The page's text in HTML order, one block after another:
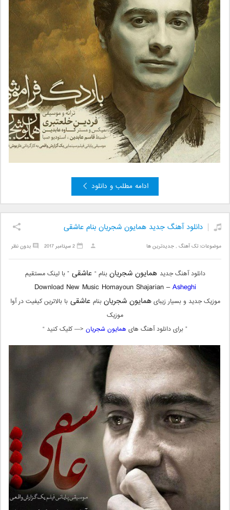
ادامه مطلب و دانلود
دانلود آهنگ جدید همایون شجریان بنام عاشقی
موضوعات:تک آهنگ ,جدیدترین ها بدون نظر 2 سپتامبر 2017
دانلود آهنگ جدید همایون شجریانبنام “ عاشقی” با لینک مستقیم
Download New Music Homayoun Shajarian –Asheghi
موزیک جدید و بسیار زیبایهمایون شجریانبنام عاشقیبا بالاترین کیفیت در آوا
موزیک
” برای دانلود آهنگ های همایون شجریان <— کلیک کنید “